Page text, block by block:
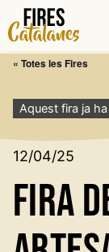
« Totes les Fires
Aquest fira ja
12/04/25
Fira